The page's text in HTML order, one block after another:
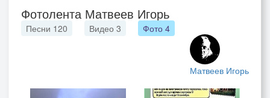
Фотолента Матвеев Игорь
Матвеев Игорь
Песни 120 Видео 3 Фото 4